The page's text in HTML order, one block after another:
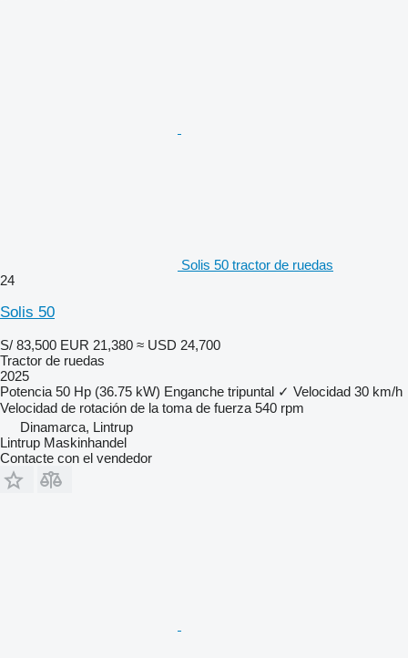
Solis 50 tractor de ruedas
24
Solis 50
S/ 83,500 EUR 21,380 ≈ USD 24,700
Tractor de ruedas
2025
Potencia 50 Hp (36.75 kW) Enganche tripuntal ✓ Velocidad 30 km/h
Velocidad de rotación de la toma de fuerza 540 rpm
Dinamarca, Lintrup
Lintrup Maskinhandel
Contacte con el vendedor